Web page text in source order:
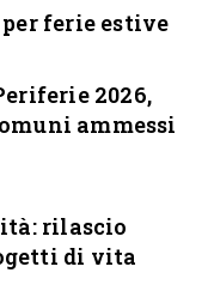
ferie estive
2026,
ammessi
rilascio
di vita